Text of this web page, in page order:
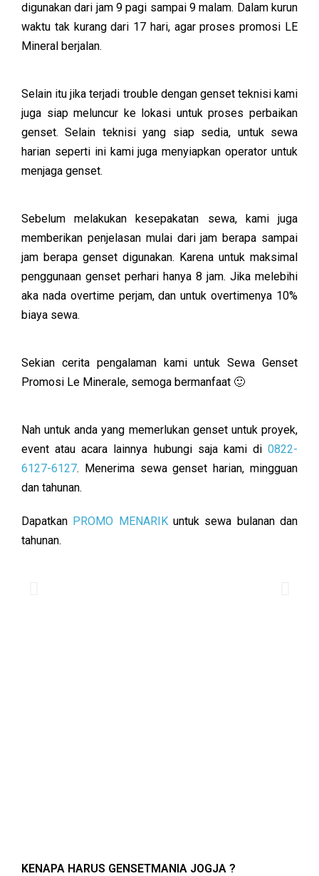
digunakan dari jam 9 pagi sampai 9 malam. Dalam kurun
waktu tak kurang dari 17 hari, agar proses promosi LE
Mineral berjalan.
Selain itu jika terjadi trouble dengan genset teknisi kami
juga siap meluncur ke lokasi untuk proses perbaikan
genset. Selain teknisi yang siap sedia, untuk sewa
harian seperti ini kami juga menyiapkan operator untuk
menjaga genset.
Sebelum melakukan kesepakatan sewa, kami juga
memberikan penjelasan mulai dari jam berapa sampai
jam berapa genset digunakan. Karena untuk maksimal
penggunaan genset perhari hanya 8 jam. Jika melebihi
aka nada overtime perjam, dan untuk overtimenya 10%
biaya sewa.
Sekian cerita pengalaman kami untuk Sewa Genset
Promosi Le Minerale, semoga bermanfaat 🙂
Nah untuk anda yang memerlukan genset untuk proyek,
event atau acara lainnya hubungi saja kami di 0822-
6127-6127. Menerima sewa genset harian, mingguan
dan tahunan.
Dapatkan PROMO MENARIKuntuk sewa bulanan dan
tahunan.
KENAPA HARUS GENSETMANIA JOGJA ?